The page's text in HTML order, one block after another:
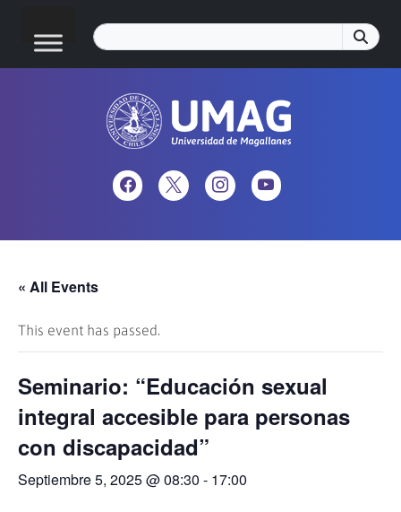
« All Events
This event has passed.
Seminario: “Educación sexual
integral accesible para personas
con discapacidad”
Septiembre 5, 2025 @ 08:30 - 17:00